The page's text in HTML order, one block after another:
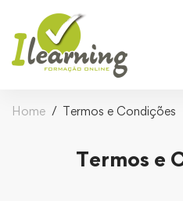
Home Termos e Condições
Termos e